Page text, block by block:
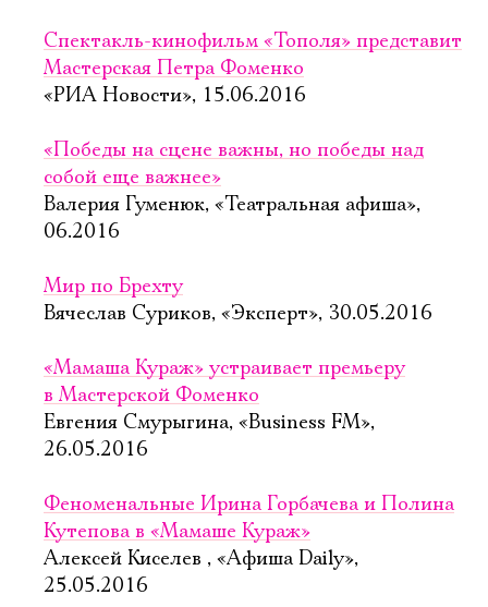
Спектакль-кинофильм «Тополя» представит
Мастерская Петра Фоменко
«РИА Новости», 15.06.2016
«Победы на сцене важны, но победы над
собой еще важнее»
Валерия Гуменюк, «Театральная афиша»,
06.2016
Мир по Брехту
Вячеслав Суриков, «Эксперт», 30.05.2016
«Мамаша Кураж» устраивает премьеру
в Мастерской Фоменко
Евгения Смурыгина, «Business FM»,
26.05.2016
Феноменальные Ирина Горбачева и Полина
Кутепова в «Мамаше Кураж»
Алексей Киселев , «Афиша Daily»,
25.05.2016